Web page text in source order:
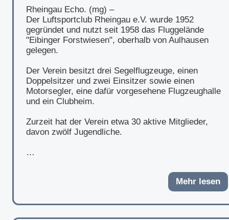
Rheingau Echo. (mg) –
Der Luftsportclub Rheingau e.V. wurde 1952
gegründet und nutzt seit 1958 das Fluggelände
"Eibinger Forstwiesen", oberhalb von Aulhausen
gelegen.
Der Verein besitzt drei Segelflugzeuge, einen
Doppelsitzer und zwei Einsitzer sowie einen
Motorsegler, eine dafür vorgesehene Flugzeughalle
und ein Clubheim.
Zurzeit hat der Verein etwa 30 aktive Mitglieder,
davon zwölf Jugendliche.
…
Mehr lesen